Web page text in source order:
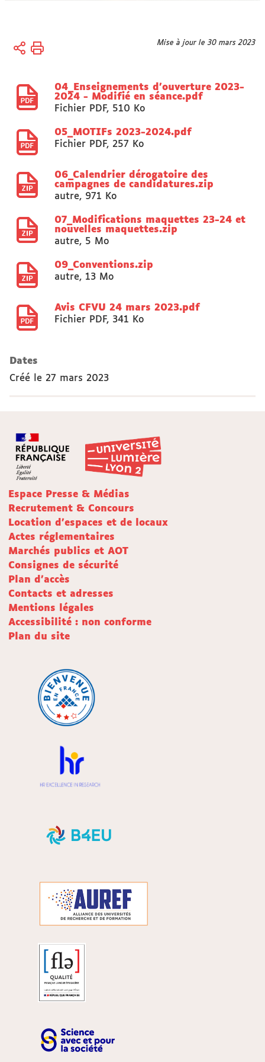
Vous
Accueil
Organisation
Conseils,
Sections
disciplinaires
Mise à jour le 30 mars 2023
04_Enseignements d'ouverture 2023-
2024 - Modifié en séance.pdf
Fichier PDF, 510 Ko
05_MOTIFs 2023-2024.pdf
Fichier PDF, 257 Ko
06_Calendrier dérogatoire des
campagnes de candidatures.zip
autre, 971 Ko
07_Modifications maquettes 23-24 et
nouvelles maquettes.zip
autre, 5 Mo
09_Conventions.zip
autre, 13 Mo
Avis CFVU 24 mars 2023.pdf
Fichier PDF, 341 Ko
Dates
Créé le 27 mars 2023
Espace Presse & Médias
Recrutement & Concours
Location d'espaces et de locaux
Actes réglementaires
Marchés publics et AOT
Consignes de sécurité
Plan d'accès
Contacts et adresses
Mentions légales
Accessibilité : non conforme
Plan du site